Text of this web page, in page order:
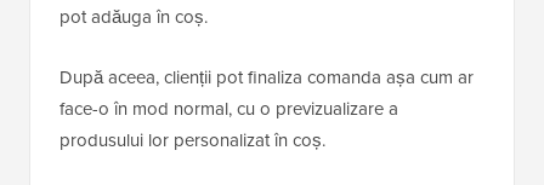
pot adăuga în coș.
După aceea, clienții pot finaliza comanda așa cum ar
face-o în mod normal, cu o previzualizare a
produsului lor personalizat în coș.